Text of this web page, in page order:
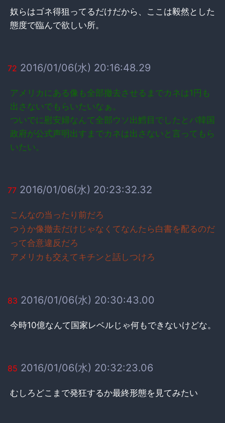
奴らはゴネ得狙ってるだけだから、ここは毅然とした
態度で臨んで欲しい所。
72 2016/01/06(水) 20:16:48.29
アメリカにある像も全部撤去させるまでカネは1円も
出さないでもらいたいなぁ。
ついでに慰安婦なんて全部ウソ出鱈目でしたとバ韓国
政府が公式声明出すまでカネは出さないと言ってもら
いたい。
77 2016/01/06(水) 20:23:32.32
こんなの当ったり前だろ
つうか像撤去だけじゃなくてなんたら白書を配るのだ
って合意違反だろ
アメリカも交えてキチンと話しつけろ
83 2016/01/06(水) 20:30:43.00
今時10億なんて国家レベルじゃ何もできないけどな。
85 2016/01/06(水) 20:32:23.06
むしろどこまで発狂するか最終形態を見てみたい